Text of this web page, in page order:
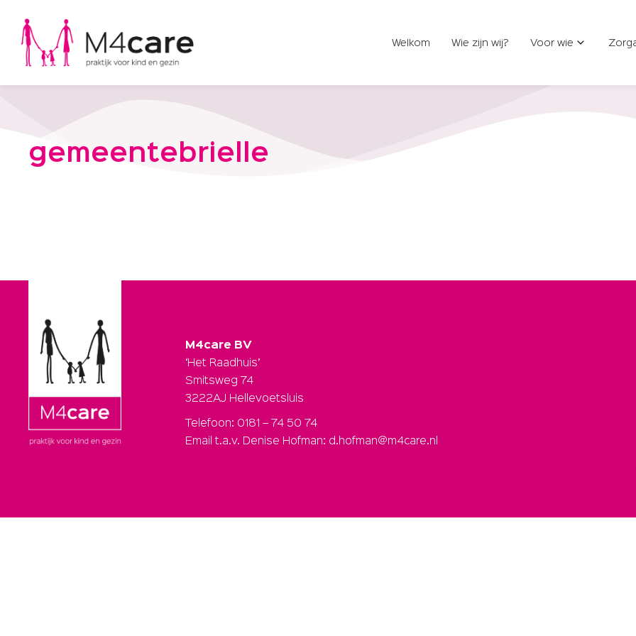
Welkom Wie zijn wij? Voor wie
gemeentebrielle
M4care BV
‘Het Raadhuis’
Smitsweg 74
3222AJ Hellevoetsluis
Telefoon: 0181 – 74 50 74
Email t.a.v. Denise Hofman: d.hofman@m4care.nl